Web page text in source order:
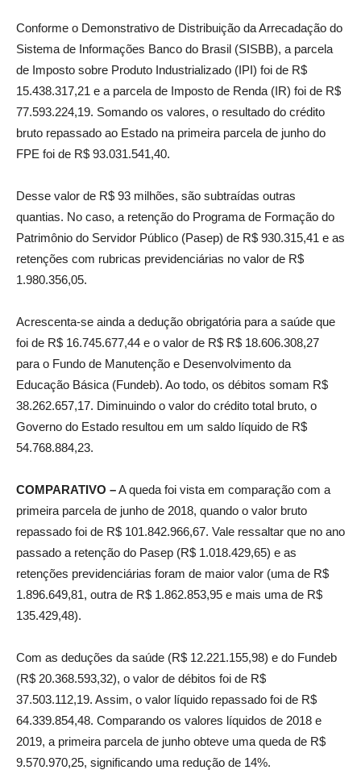
Conforme o Demonstrativo de Distribuição da Arrecadação do
Sistema de Informações Banco do Brasil (SISBB), a parcela
de Imposto sobre Produto Industrializado (IPI) foi de R$
15.438.317,21 e a parcela de Imposto de Renda (IR) foi de R$
77.593.224,19. Somando os valores, o resultado do crédito
bruto repassado ao Estado na primeira parcela de junho do
FPE foi de R$ 93.031.541,40.
Desse valor de R$ 93 milhões, são subtraídas outras
quantias. No caso, a retenção do Programa de Formação do
Patrimônio do Servidor Público (Pasep) de R$ 930.315,41 e as
retenções com rubricas previdenciárias no valor de R$
1.980.356,05.
Acrescenta-se ainda a dedução obrigatória para a saúde que
foi de R$ 16.745.677,44 e o valor de R$ R$ 18.606.308,27
para o Fundo de Manutenção e Desenvolvimento da
Educação Básica (Fundeb). Ao todo, os débitos somam R$
38.262.657,17. Diminuindo o valor do crédito total bruto, o
Governo do Estado resultou em um saldo líquido de R$
54.768.884,23.
COMPARATIVO –A queda foi vista em comparação com a
primeira parcela de junho de 2018, quando o valor bruto
repassado foi de R$ 101.842.966,67. Vale ressaltar que no ano
passado a retenção do Pasep (R$ 1.018.429,65) e as
retenções previdenciárias foram de maior valor (uma de R$
1.896.649,81, outra de R$ 1.862.853,95 e mais uma de R$
135.429,48).
Com as deduções da saúde (R$ 12.221.155,98) e do Fundeb
(R$ 20.368.593,32), o valor de débitos foi de R$
37.503.112,19. Assim, o valor líquido repassado foi de R$
64.339.854,48. Comparando os valores líquidos de 2018 e
2019, a primeira parcela de junho obteve uma queda de R$
9.570.970,25, significando uma redução de 14%.